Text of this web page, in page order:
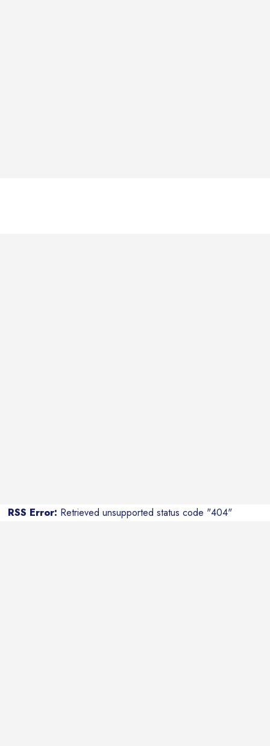
RSS Error: Retrieved unsupported status code "404"